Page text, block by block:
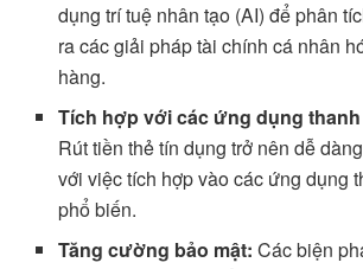
dụng trí tuệ nhân tạo (AI) để phân
ra các giải pháp tài chính cá nhân
hàng.
Tích hợp với các ứng dụng
Rút tiền thẻ tín dụng trở nên dễ
với việc tích hợp vào các ứng dụng
phổ biến.
Tăng cường bảo mật: Các biện